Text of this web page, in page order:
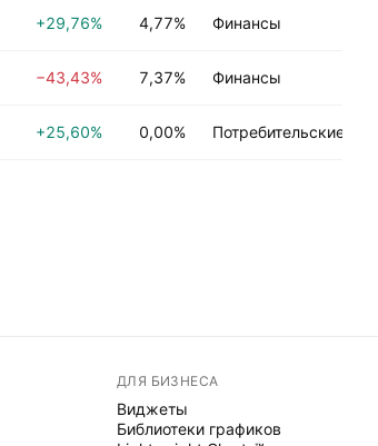
+29,76% 4,77% Финансы
−43,43% 7,37% Финансы
+25,60% 0,00% Потребительские
ДЛЯ БИЗНЕСА
Виджеты
Библиотеки графиков